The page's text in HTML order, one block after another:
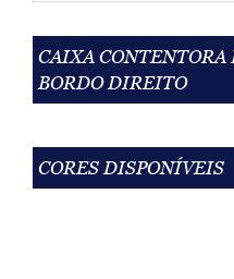
CAIXA CONTENTORA
BORDO DIREITO
CORES DISPONÍVEIS